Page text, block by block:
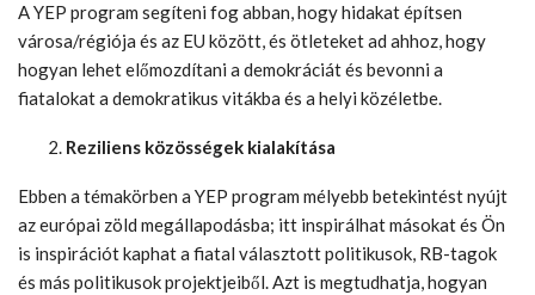
A YEP program segíteni fog abban, hogy hidakat építsen
városa/régiója és az EU között, és ötleteket ad ahhoz, hogy
hogyan lehet előmozdítani a demokráciát és bevonni a
fiatalokat a demokratikus vitákba és a helyi közéletbe.
Reziliens közösségek kialakítása
Ebben a témakörben a YEP program mélyebb betekintést nyújt
az európai zöld megállapodásba; itt inspirálhat másokat és Ön
is inspirációt kaphat a fiatal választott politikusok, RB-tagok
és más politikusok projektjeiből. Azt is megtudhatja, hogyan